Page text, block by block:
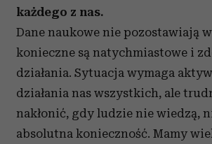
każdego z nas.
Dane naukowe nie pozostawiają
konieczne są natychmiastowe i
działania. Sytuacja wymaga
działania nas wszystkich, ale
nakłonić, gdy ludzie nie wiedzą,
absolutna konieczność. Mamy